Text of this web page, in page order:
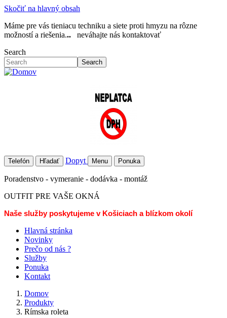
Skočiť na hlavný obsah
Máme pre vás tieniacu techniku a siete proti hmyzu na rôzne
možností a riešenia...
neváhajte nás kontaktovať
Search
Search
Telefón Hľadať Dopyt Menu Ponuka
Poradenstvo - vymeranie - dodávka - montáž
OUTFIT PRE VAŠE OKNÁ
Naše služby poskytujeme v Košiciach a blízkom okolí
Hlavná stránka
Novinky
Prečo od nás ?
Služby
Ponuka
Kontakt
Domov
Produkty
Rímska roleta